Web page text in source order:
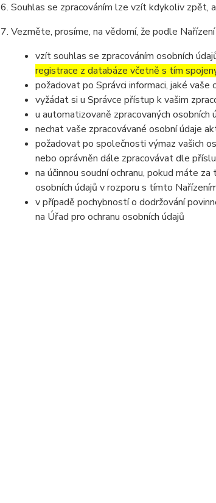
Souhlas se zpracováním lze vzít kdykoliv zpět,
Vezměte, prosíme, na vědomí, že podle
vzít souhlas se zpracováním osobních
registrace z databáze včetně s tím
požadovat po Správci informaci, jaké vaše
vyžádat si u Správce přístup k vašim
u automatizovaně zpracovaných
nechat vaše zpracovávané osobní údaje
požadovat po společnosti výmaz vašich
nebo oprávněn dále zpracovávat dle
na účinnou soudní ochranu, pokud máte
osobních údajů v rozporu s tímto
v případě pochybností o dodržování
na Úřad pro ochranu osobních údajů